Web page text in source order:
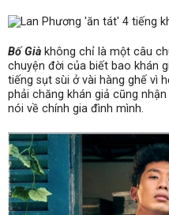
Bố Già không chỉ là một câu
chuyện đời của biết bao khán
tiếng sụt sùi ở vài hàng ghế vì
phải chăng khán giả cũng
nói về chính gia đình mình.